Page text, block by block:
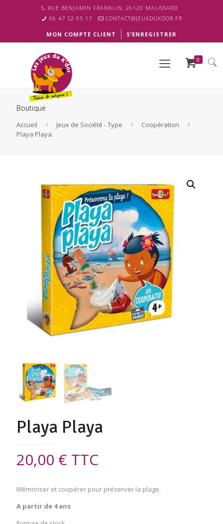
5, RUE BENJAMIN FRANKLIN, 26120 MALISSARD
06 47 52 95 17
CONTACT@JEUXDUKDOR.FR
MON COMPTE CLIENT S’ENREGISTRER
0
Boutique
Accueil Jeux de Société - Type
Coopération
Playa Playa
Playa Playa
20,00 € TTC
Mémoriser et coopérer pour préserver la plage.
A partir de 4 ans